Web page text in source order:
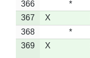
366
*
367
X
368
*
369
X